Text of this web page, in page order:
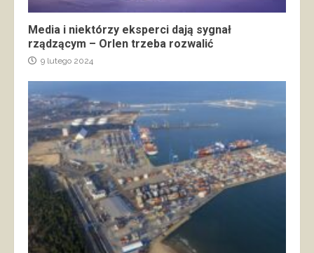
Media i niektórzy eksperci dają sygnał
rządzącym – Orlen trzeba rozwalić
9 lutego 2024